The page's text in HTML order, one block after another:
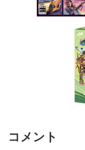
コメント